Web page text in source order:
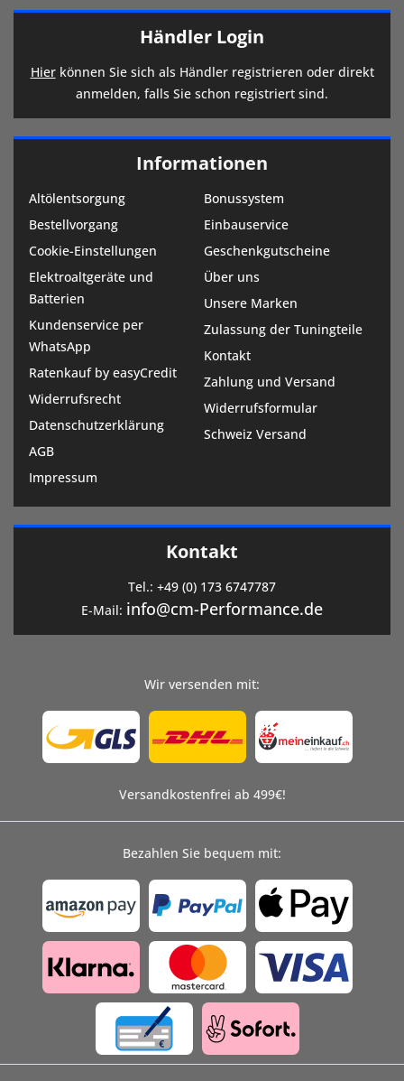
Händler Login
Hierkönnen Sie sich als Händler registrieren oder direkt
anmelden, falls Sie schon registriert sind.
Informationen
Altölentsorgung
Bestellvorgang
Cookie-Einstellungen
Elektroaltgeräte und
Batterien
Kundenservice per
WhatsApp
Ratenkauf by easyCredit
Widerrufsrecht
Datenschutzerklärung
AGB
Impressum
Bonussystem
Einbauservice
Geschenkgutscheine
Über uns
Unsere Marken
Zulassung der Tuningteile
Kontakt
Zahlung und Versand
Widerrufsformular
Schweiz Versand
Kontakt
Tel.: +49 (0) 173 6747787
E-Mail: info@cm-Performance.de
Wir versenden mit:
Versandkostenfrei ab 499€!
Bezahlen Sie bequem mit: